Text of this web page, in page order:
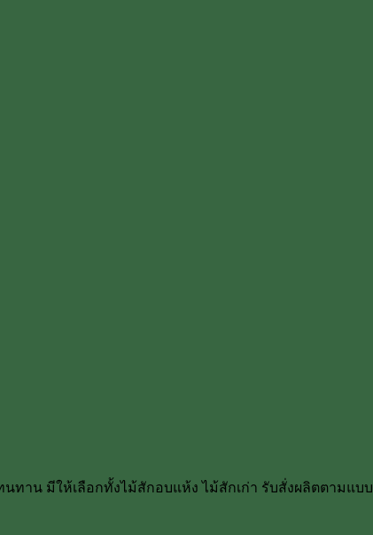
ทาน มีให้เลือกทั้งไม้สักอบแห้ง ไม้สักเก่า รับสั่งผลิตตามแบบ